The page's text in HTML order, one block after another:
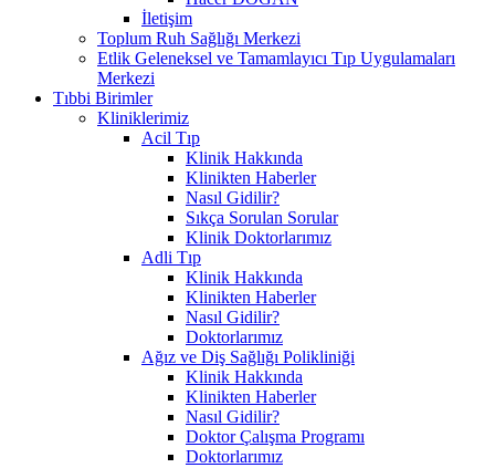
İletişim
Toplum Ruh Sağlığı Merkezi
Etlik Geleneksel ve Tamamlayıcı Tıp Uygulamaları
Merkezi
Tıbbi Birimler
Kliniklerimiz
Acil Tıp
Klinik Hakkında
Klinikten Haberler
Nasıl Gidilir?
Sıkça Sorulan Sorular
Klinik Doktorlarımız
Adli Tıp
Klinik Hakkında
Klinikten Haberler
Nasıl Gidilir?
Doktorlarımız
Ağız ve Diş Sağlığı Polikliniği
Klinik Hakkında
Klinikten Haberler
Nasıl Gidilir?
Doktor Çalışma Programı
Doktorlarımız